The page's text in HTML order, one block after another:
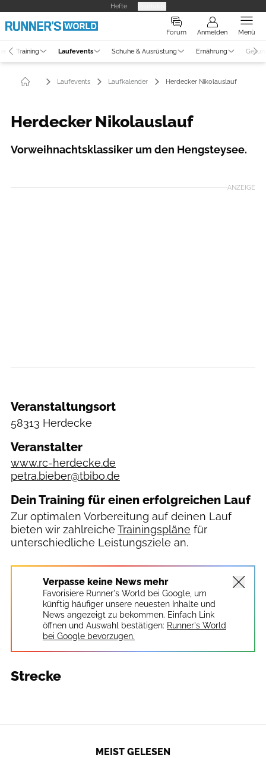
Hefte
Forum Anmelden Menü
Training Laufevents Schuhe & Ausrüstung Ernährung
Laufevents Laufkalender Herdecker Nikolauslauf
Herdecker Nikolauslauf
Vorweihnachtsklassiker um den Hengsteysee.
ANZEIGE
Veranstaltungsort
58313 Herdecke
Veranstalter
www.rc-herdecke.de
petra.bieber@tbibo.de
Dein Training für einen erfolgreichen Lauf
Zur optimalen Vorbereitung auf deinen Lauf
bieten wir zahlreiche Trainingspläne für
unterschiedliche Leistungsziele an.
Verpasse keine News mehr
Favorisiere Runner's World bei Google, um
künftig häufiger unsere neuesten Inhalte und
News angezeigt zu bekommen. Einfach Link
öffnen und Auswahl bestätigen: Runner's World
bei Google bevorzugen.
Strecke
MEIST GELESEN